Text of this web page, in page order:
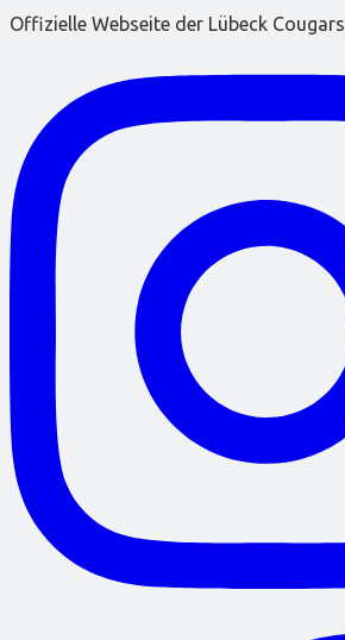
Offizielle Webseite der Lübeck Cougars